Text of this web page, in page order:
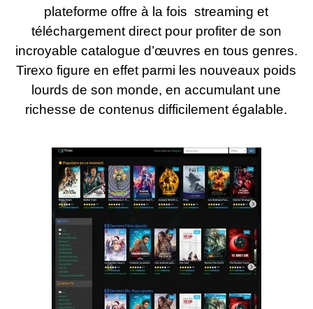
plateforme offre à la fois streaming et
téléchargement direct pour profiter de son
incroyable catalogue d’œuvres en tous genres.
Tirexo figure en effet parmi les nouveaux poids
lourds de son monde, en accumulant une
richesse de contenus difficilement égalable.